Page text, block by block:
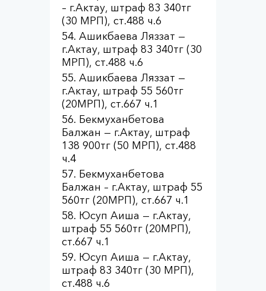
– г.Актау, штраф 83 340тг
(30 МРП), ст.488 ч.6
Ашикбаева Ляззат —
г.Актау, штраф 83 340тг (30
МРП), ст.488 ч.6
Ашикбаева Ляззат —
г.Актау, штраф 55 560тг
(20МРП), ст.667 ч.1
Бекмуханбетова
Балжан — г.Актау, штраф
138 900тг (50 МРП), ст.488
ч.4
Бекмуханбетова
Балжан – г.Актау, штраф 55
560тг (20МРП), ст.667 ч.1
Юсуп Аиша — г.Актау,
штраф 55 560тг (20МРП),
ст.667 ч.1
Юсуп Аиша — г.Актау,
штраф 83 340тг (30 МРП),
ст.488 ч.6